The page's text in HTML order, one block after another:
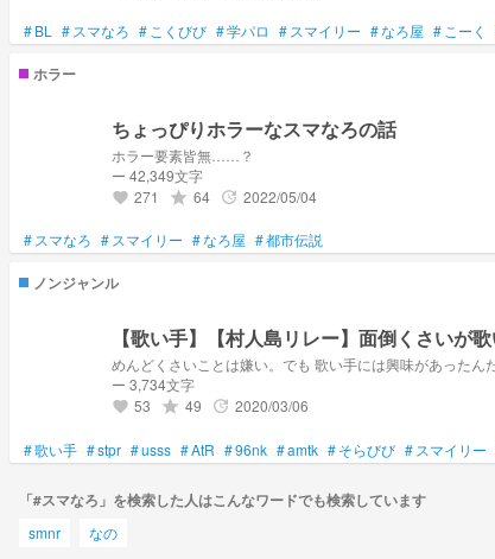
#BL # スマなろ # こくびび #学パロ # スマイリー #なろ屋 # こーく
ホラー
ちょっぴりホラーなスマなろの話
ホラー要素皆無……？
ー 42,349文字
favorite 271 grade 64 update 2022/05/04
#スマなろ #スマイリー #なろ屋 #都市伝説
ノンジャンル
【歌い手】【村人島リレー】面倒くさいが
ー 3,734文字
favorite 53 grade 49 update 2020/03/06
#歌い手 #stpr #usss #AtR #96nk #amtk #そらびび # スマイリー
「#スマなろ」を検索した人はこんなワードでも検索しています
smnr なの